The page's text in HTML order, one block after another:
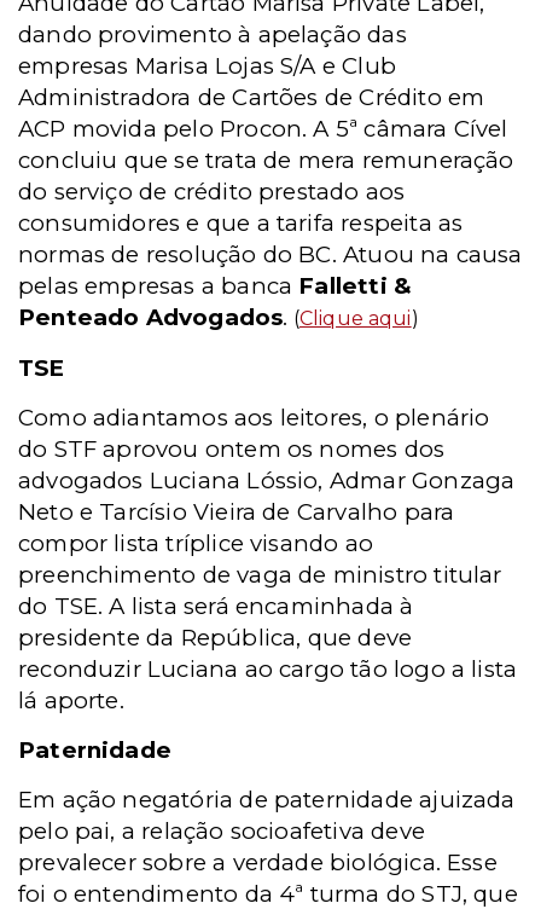
dando provimento à apelação das
empresas Marisa Lojas S/A e Club
Administradora de Cartões de Crédito em
ACP movida pelo Procon. A 5ª câmara Cível
concluiu que se trata de mera remuneração
do serviço de crédito prestado aos
consumidores e que a tarifa respeita as
normas de resolução do BC. Atuou na causa
pelas empresas a banca Falletti &
Penteado Advogados. (Clique aqui)
TSE
Como adiantamos aos leitores, o plenário
do STF aprovou ontem os nomes dos
advogados Luciana Lóssio, Admar Gonzaga
Neto e Tarcísio Vieira de Carvalho para
compor lista tríplice visando ao
preenchimento de vaga de ministro titular
do TSE. A lista será encaminhada à
presidente da República, que deve
reconduzir Luciana ao cargo tão logo a lista
lá aporte.
Paternidade
Em ação negatória de paternidade ajuizada
pelo pai, a relação socioafetiva deve
prevalecer sobre a verdade biológica. Esse
foi o entendimento da 4ª turma do STJ, que